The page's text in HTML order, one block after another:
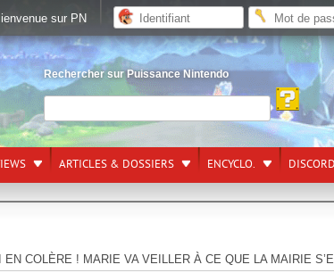
Rechercher sur Puissance Nintendo
ARTICLES & DOSSIERS ENCYCLO. DISCORD
COLÈRE ! MARIE VA VEILLER À CE QUE LA MAIRIE
sur PN